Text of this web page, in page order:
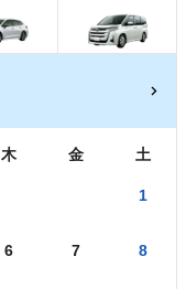
木 金 土
1
6 7 8